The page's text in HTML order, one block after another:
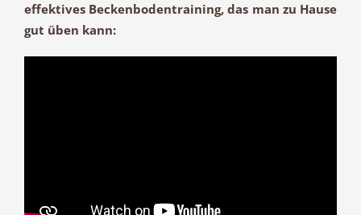
effektives Beckenbodentraining, das man zu Hause
gut üben kann: